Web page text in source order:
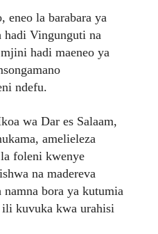
eneo la barabara ya
hadi Vingunguti na
hadi maeneo ya
ndefu.
wa Dar es Salaam,
amelieleza
foleni kwenye
na madereva
bora ya kutumia
ili kuvuka kwa urahisi